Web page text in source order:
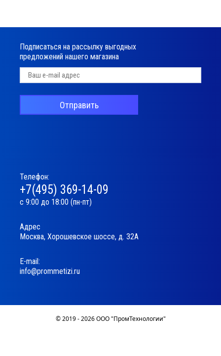
Телефон:
+7(495) 369-14-09
с 9:00 до 18:00 (пн-пт)
Адрес
Москва, Хорошевское шоссе, д. 32А
Е-mail:
info@prommetizi.ru
Подписаться на рассылку выгодных
предложений нашего магазина
Отправить
© 2019 - 2026 ООО "ПромТехнологии"